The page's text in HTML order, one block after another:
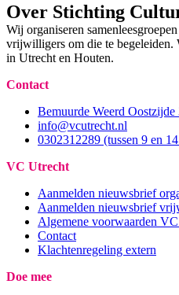
Over Stichting
Wij organiseren
vrijwilligers om die te begeleiden.
in Utrecht en Houten.
Contact
Bemuurde Weerd
info@vcutrecht.nl
0302312289 (tussen 9 en
VC Utrecht
Aanmelden nieuwsbrief
Aanmelden nieuwsbrief
Algemene voorwaarden
Contact
Klachtenregeling extern
Doe mee